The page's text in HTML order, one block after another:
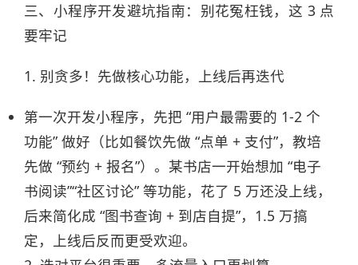
三、小程序开发避坑指南：别花冤枉钱，这 3 点
要牢记​
1. 别贪多！先做核心功能，上线后再迭代​
第一次开发小程序，先把 “用户最需要的 1-2 个
功能” 做好（比如餐饮先做 “点单 + 支付”，教培
先做 “预约 + 报名”）。某书店一开始想加 “电子
书阅读”“社区讨论” 等功能，花了 5 万还没上线，
后来简化成 “图书查询 + 到店自提”，1.5 万搞
定，上线后反而更受欢迎。​